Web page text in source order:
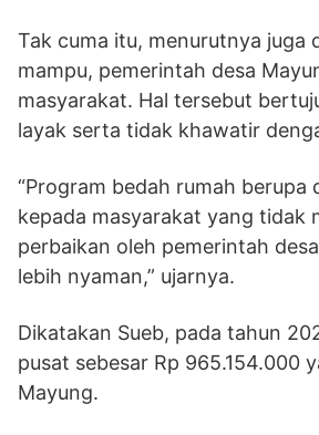
Tak cuma itu, menurutnya juga
mampu, pemerintah desa
masyarakat. Hal tersebut
layak serta tidak khawatir
“Program bedah rumah
kepada masyarakat yang tidak
perbaikan oleh pemerintah
lebih nyaman,” ujarnya.
Dikatakan Sueb, pada tahun
pusat sebesar Rp 965.154.000
Mayung.